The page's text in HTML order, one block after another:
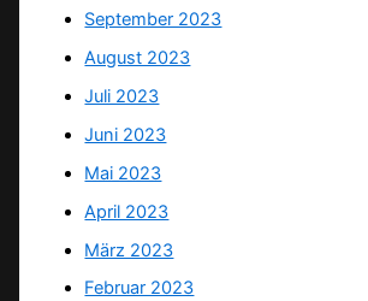
September 2023
August 2023
Juli 2023
Juni 2023
Mai 2023
April 2023
März 2023
Februar 2023